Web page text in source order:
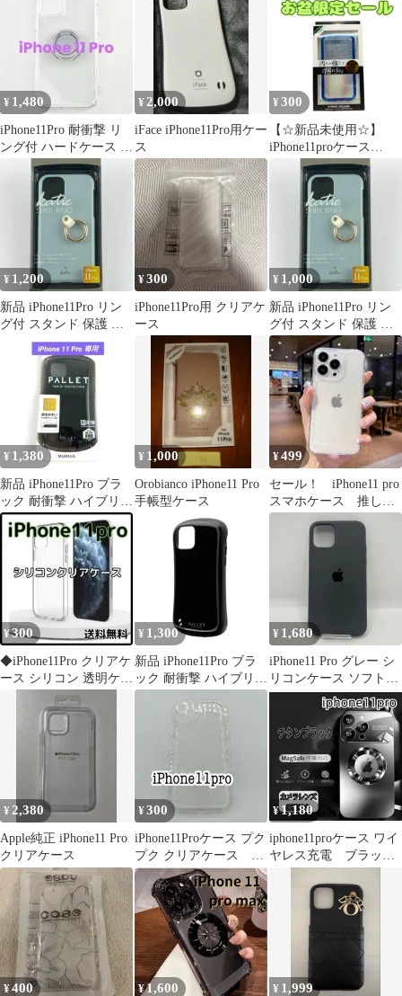
¥ 1,480
iPhone11Pro 耐衝撃 リ
ング付 ハードケース シ
ルバー クリア お洒落
¥ 2,000
iFace iPhone11Pro用ケー
ス
¥ 300
【☆新品未使用☆】
iPhone11proケース
（青）
¥ 1,200
新品 iPhone11Pro リン
グ付 スタンド 保護 ケ
ース カバー ブルー
¥300
iPhone11Pro用 クリアケ
ース
¥ 1,000
新品 iPhone11Pro リン
グ付 スタンド 保護 ケ
ース カバー ブルー
¥ 1,380
新品 iPhone11Pro ブラ
ック 耐衝撃 ハイブリッ
ド ゲームに最適 曲線
¥ 1,000
Orobianco iPhone11 Pro
手帳型ケース
¥499
セール！ iPhone11 pro
スマホケース 推し
活 クリア 05
¥300
◆iPhone11Pro クリアケ
ース シリコン 透明ケー
¥ 1,300
新品 iPhone11Pro ブラ
ック 耐衝撃 ハイブリッ
ド ゲームに最適 曲線
¥ 1,680
iPhone11 Pro グレー シ
リコンケース ソフトケ
ース 耐衝撃 非純正
¥2,380
Apple純正 iPhone11 Pro
クリアケース
¥300
iPhone11Proケース プク
プク クリアケース ク
リア 透明
¥1,180
iphone11proケース ワイ
ヤレス充電 ブラッ
¥400 ¥1,600 ¥ 1,999